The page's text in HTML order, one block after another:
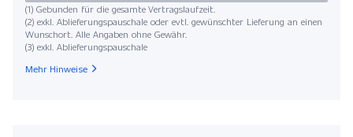
(1) Gebunden für die gesamte Vertragslaufzeit.
(2) exkl. Ablieferungspauschale oder evtl. gewünschter Lieferung an einen
Wunschort. Alle Angaben ohne Gewähr.
(3) exkl. Ablieferungspauschale
Mehr Hinweise